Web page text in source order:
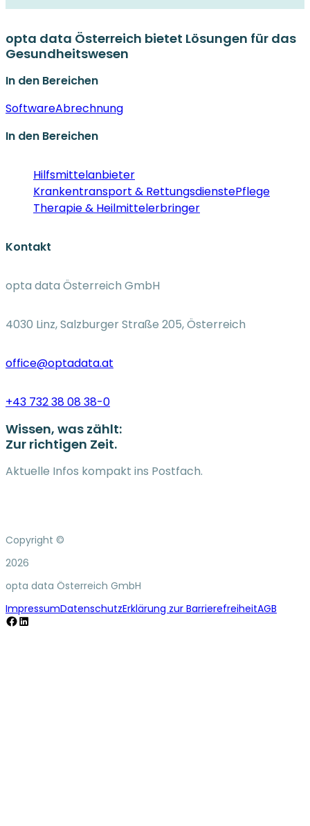
opta data Österreich bietet Lösungen für das
Gesundheitswesen
In den Bereichen
SoftwareAbrechnung
In den Bereichen
Hilfsmittelanbieter
Krankentransport & RettungsdienstePflege
Therapie & Heilmittelerbringer
Kontakt
opta data Österreich GmbH
4030 Linz, Salzburger Straße 205, Österreich
office@optadata.at
+43 732 38 08 38-0
Wissen, was zählt:
Zur richtigen Zeit.
Aktuelle Infos kompakt ins Postfach.
Copyright ©
2026
opta data Österreich GmbH
ImpressumDatenschutzErklärung zur BarrierefreiheitAGB
Facebook